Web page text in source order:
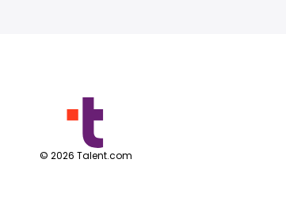
© 2026 Talent.com